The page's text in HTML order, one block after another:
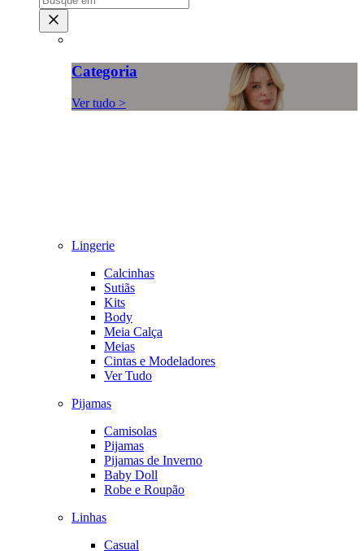
Categoria
Ver tudo >
Lingerie
Calcinhas
Sutiãs
Kits
Body
Meia Calça
Meias
Cintas e Modeladores
Ver Tudo
Pijamas
Camisolas
Pijamas
Pijamas de Inverno
Baby Doll
Robe e Roupão
Linhas
Casual